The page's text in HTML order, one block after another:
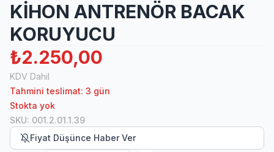
KİHON ANTRENÖR BACAK
KORUYUCU
₺2.250,00
KDV Dahil
Tahmini teslimat: 3 gün
Stokta yok
SKU: 001.2.01.1.39
Fiyat Düşünce Haber Ver